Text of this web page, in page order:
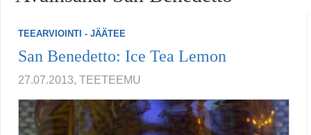
TEEARVIOINTI - JÄÄTEE
San Benedetto: Ice Tea Lemon
27.07.2013, TEETEEMU